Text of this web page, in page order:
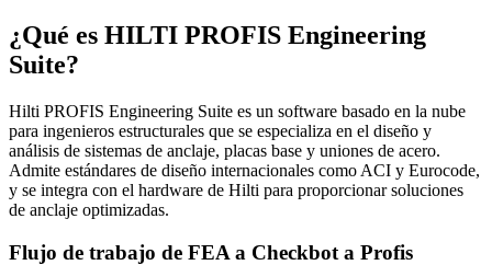
¿Qué es HILTI PROFIS Engineering
Suite?
Hilti PROFIS Engineering Suite es un software basado en la nube
para ingenieros estructurales que se especializa en el diseño y
análisis de sistemas de anclaje, placas base y uniones de acero.
Admite estándares de diseño internacionales como ACI y Eurocode,
y se integra con el hardware de Hilti para proporcionar soluciones
de anclaje optimizadas.
Flujo de trabajo de FEA a Checkbot a Profis